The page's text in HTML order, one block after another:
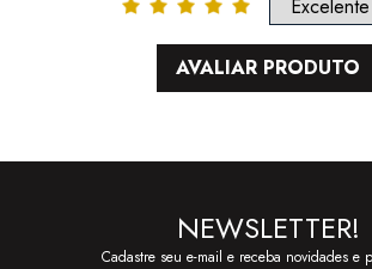
AVALIAR PRODUTO
NEWSLETTER!
Cadastre seu e-mail e receba novidades e